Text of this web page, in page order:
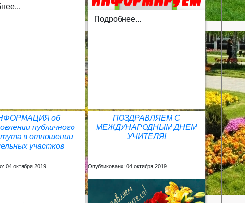
Подробнее...
об
публичного
в отношении
участков
04 октября 2019
ПОЗДРАВЛЯЕМ С
МЕЖДУНАРОДНЫМ ДНЕМ
УЧИТЕЛЯ!
Опубликовано: 04 октября 2019